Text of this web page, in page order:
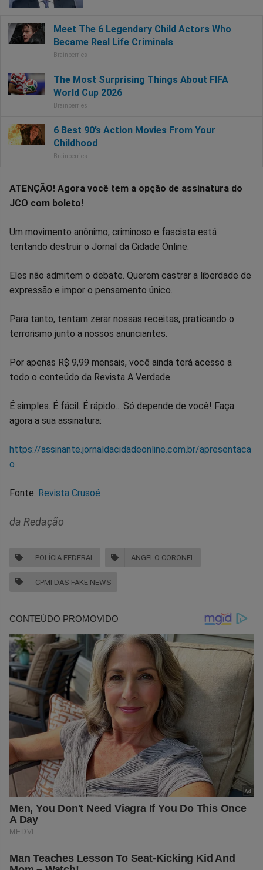
ATENÇÃO! Agora você tem a opção de assinatura do
JCO com boleto!
Um movimento anônimo, criminoso e fascista está
tentando destruir o Jornal da Cidade Online.
Eles não admitem o debate. Querem castrar a liberdade de
expressão e impor o pensamento único.
Para tanto, tentam zerar nossas receitas, praticando o
terrorismo junto a nossos anunciantes.
Por apenas R$ 9,99 mensais, você ainda terá acesso a
todo o conteúdo da Revista A Verdade.
É simples. É fácil. É rápido... Só depende de você! Faça
agora a sua assinatura:
https://assinante.jornaldacidadeonline.com.br/apresentaca
o
Fonte: Revista Crusoé
da Redação
POLÍCIA FEDERAL ANGELO CORONEL
CPMI DAS FAKE NEWS